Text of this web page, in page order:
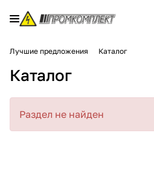
Лучшие предложения Каталог
Каталог
Раздел не найден